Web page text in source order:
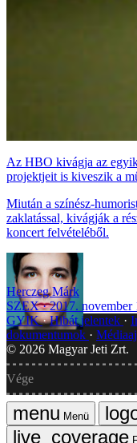
Az HBO kivágja az
projektjeit is kiveszik a
Miután a színész-
zaklatással, kivágják a
koncert felvételéből.
Herczeg Márk
SZEX
2017. november
GYIK Hibát jelentek
dokumentumok
© 2026 Magyar Jeti Zrt.
Vége
Menü